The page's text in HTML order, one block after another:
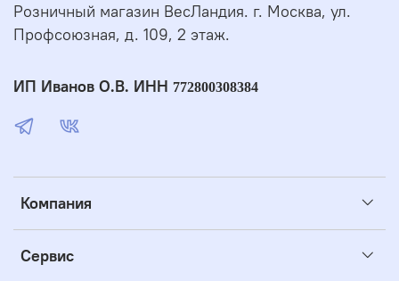
Компания
Сервис
Розничный магазин ВесЛандия. г. Москва, ул.
Профсоюзная, д. 109, 2 этаж.
ИП Иванов О.В. ИНН 772800308384